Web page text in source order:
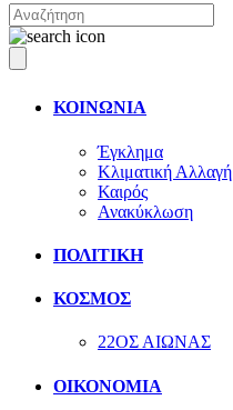
ΚΟΙΝΩΝΙΑ
Έγκλημα
Κλιματική Αλλαγή
Καιρός
Ανακύκλωση
ΠΟΛΙΤΙΚΗ
ΚΟΣΜΟΣ
22ΟΣ ΑΙΩΝΑΣ
ΟΙΚΟΝΟΜΙΑ